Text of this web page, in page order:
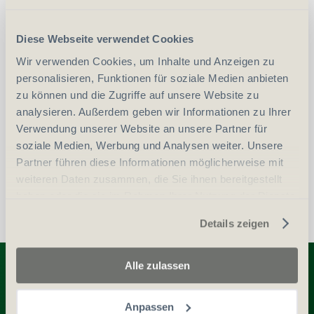
Diese Webseite verwendet Cookies
Wir verwenden Cookies, um Inhalte und Anzeigen zu
personalisieren, Funktionen für soziale Medien anbieten
zu können und die Zugriffe auf unsere Website zu
analysieren. Außerdem geben wir Informationen zu Ihrer
Verwendung unserer Website an unsere Partner für
soziale Medien, Werbung und Analysen weiter. Unsere
Partner führen diese Informationen möglicherweise mit
weiteren Daten zusammen, die Sie ihnen bereitgestellt
Details zeigen
Alle zulassen
Anpassen
vergleichen
Anzahl Stück - +
In den Warenkorb
Entdecken Sie weitere Produkte